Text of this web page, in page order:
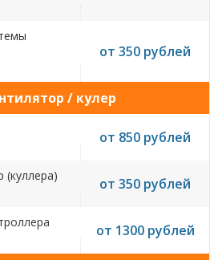
от 350 рублей
/ кулер
от 850 рублей
(куллера) от 350 рублей
от 1300 рублей